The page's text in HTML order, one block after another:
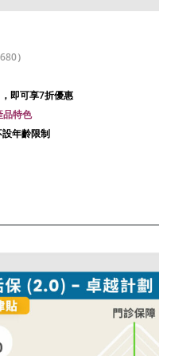
）
，即可享7折優惠
品特色
年齡限制